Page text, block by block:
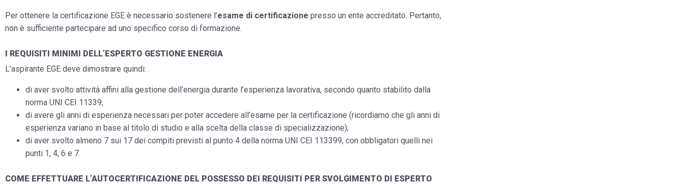
Per ottenere la certificazione EGE è necessario sostenere l’esame di certificazione presso un ente accreditato. Pertanto,
non è sufficiente partecipare ad uno specifico corso di formazione.
I REQUISITI MINIMI DELL’ESPERTO GESTIONE ENERGIA
L’aspirante EGE deve dimostrare quindi:
di aver svolto attività affini alla gestione dell’energia durante l’esperienza lavorativa, secondo quanto stabilito dalla
norma UNI CEI 11339;
di avere gli anni di esperienza necessari per poter accedere all’esame per la certificazione (ricordiamo che gli anni di
esperienza variano in base al titolo di studio e alla scelta della classe di specializzazione);
di aver svolto almeno 7 sui 17 dei compiti previsti al punto 4 della norma UNI CEI 113399, con obbligatori quelli nei
punti 1, 4, 6 e 7.
COME EFFETTUARE L’AUTOCERTIFICAZIONE DEL POSSESSO DEI REQUISITI PER SVOLGIMENTO DI ESPERTO